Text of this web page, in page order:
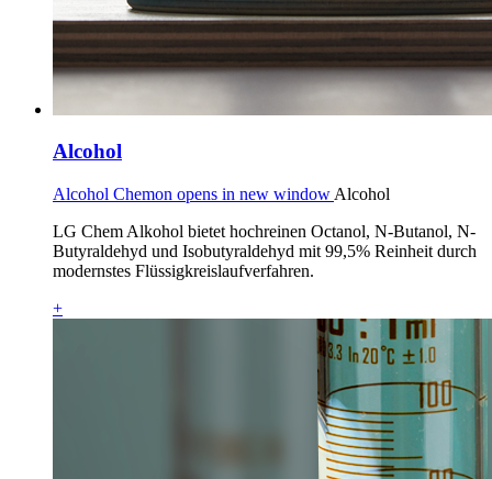
Alcohol
Alcohol Chemon opens in new window Alcohol
LG Chem Alkohol bietet hochreinen Octanol, N-Butanol, N-
Butyraldehyd und Isobutyraldehyd mit 99,5% Reinheit durch
modernstes Flüssigkreislaufverfahren.
+